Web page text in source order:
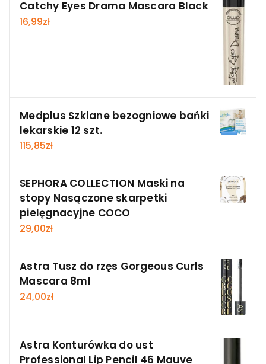
Catchy Eyes Drama Mascara Black
16,99zł
Medplus Szklane bezogniowe bańki
lekarskie 12 szt.
115,85zł
SEPHORA COLLECTION Maski na
stopy Nasączone skarpetki
pielęgnacyjne COCO
29,00zł
Astra Tusz do rzęs Gorgeous Curls
Mascara 8ml
24,00zł
Astra Konturówka do ust
Professional Lip Pencil 46 Mauve